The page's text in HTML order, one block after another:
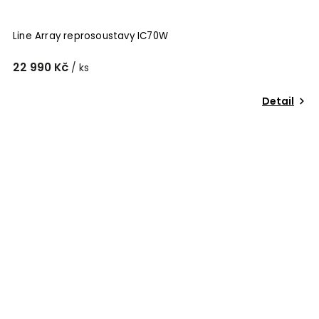
Line Array reprosoustavy IC70W
22 990 Kč / ks
Detail